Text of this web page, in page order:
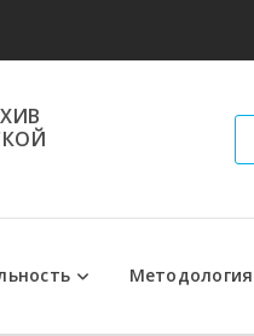
Методология